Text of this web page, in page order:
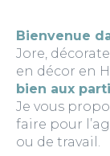
Bienvenue
Jore,
en décor en
bien aux
Je vous
faire pour
ou de travail.